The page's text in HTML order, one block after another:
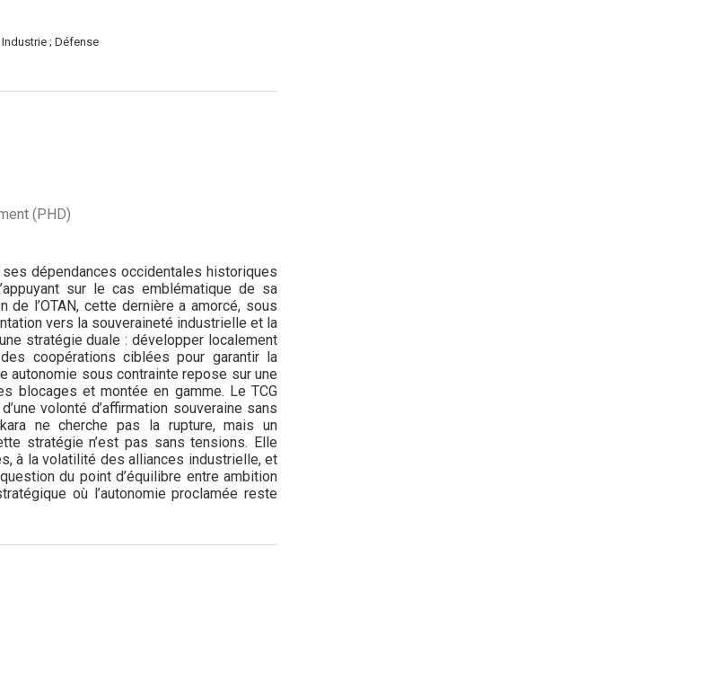
; Défense
(PHD)
dépendances occidentales historiques
sur le cas emblématique de sa
l’OTAN, cette dernière a amorcé, sous
vers la souveraineté industrielle et la
stratégie duale : développer localement
coopérations ciblées pour garantir la
autonomie sous contrainte repose sur une
blocages et montée en gamme. Le TCG
volonté d’affirmation souveraine sans
ne cherche pas la rupture, mais un
stratégie n’est pas sans tensions. Elle
à la volatilité des alliances industrielle, et
du point d’équilibre entre ambition
où l’autonomie proclamée reste